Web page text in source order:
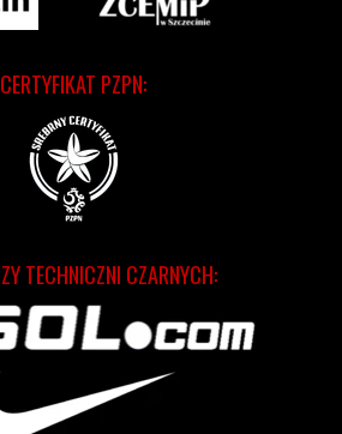
CERTYFIKAT PZPN:
TECHNICZNI CZARNYCH: